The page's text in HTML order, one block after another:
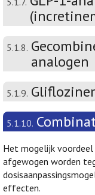
5.1.8.
analogen
5.1.9.
5.1.10.
Het mogelijk
afgewogen worden
effecten.